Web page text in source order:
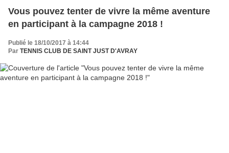
Vous pouvez tenter de vivre la même aventure
en participant à la campagne 2018 !
Publié le 18/10/2017 à 14:44
Par TENNIS CLUB DE SAINT JUST D'AVRAY